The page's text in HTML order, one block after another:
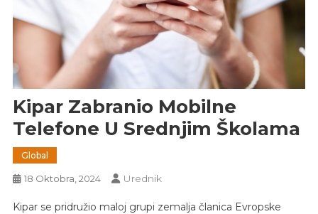
Kipar Zabranio Mobilne
Telefone U Srednjim Školama
Global
18 Oktobra, 2024 Urednik
Kipar se pridružio maloj grupi zemalja članica Evropske